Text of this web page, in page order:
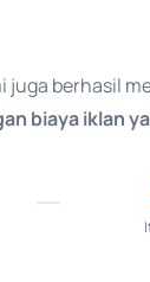
juga berhasil
biaya iklan